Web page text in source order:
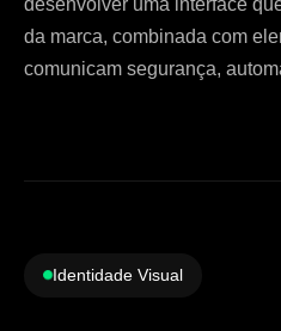
da marca, combinada com
comunicam segurança,
Identidade Visual